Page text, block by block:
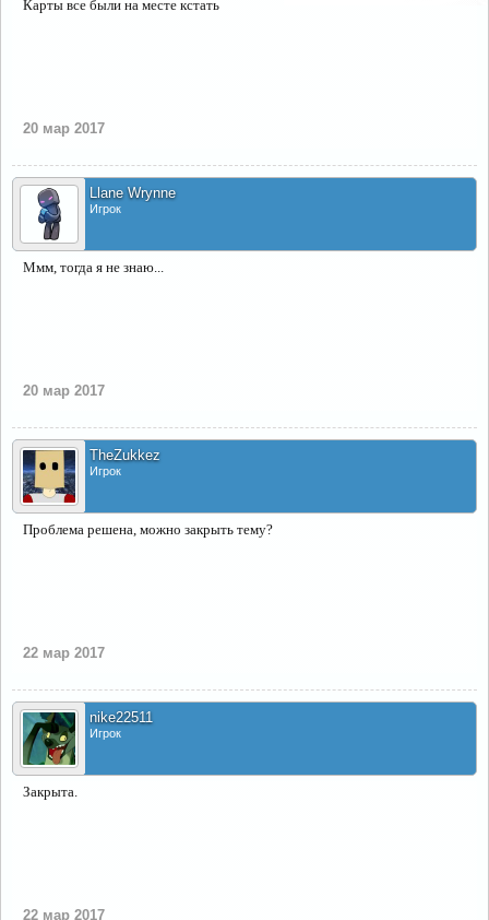
Карты все были на месте кстать
20 мар 2017
Llane Wrynne
Игрок
Ммм, тогда я не знаю...
20 мар 2017
TheZukkez
Игрок
Проблема решена, можно закрыть тему?
22 мар 2017
nike22511
Игрок
Закрыта.
22 мар 2017